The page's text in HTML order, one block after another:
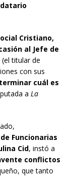
Cristiano,
al Jefe de
titular de
con sus
cuál es
a La
Funcionarias
Cid, instó a
conflictos
que tanto